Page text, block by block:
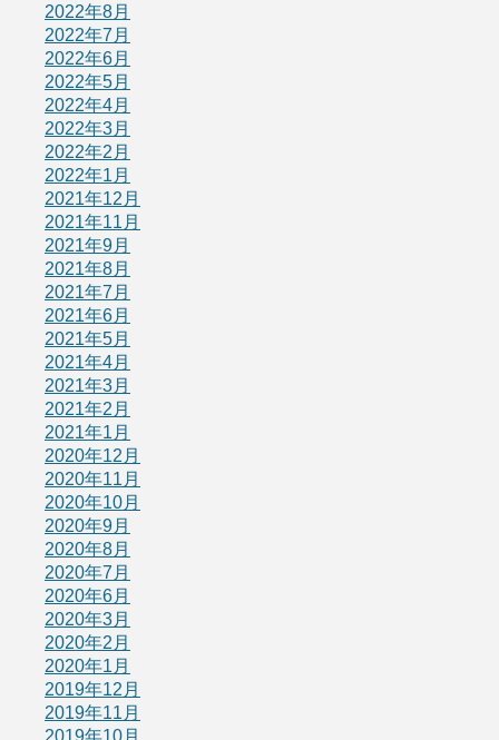
2022年8月
2022年7月
2022年6月
2022年5月
2022年4月
2022年3月
2022年2月
2022年1月
2021年12月
2021年11月
2021年9月
2021年8月
2021年7月
2021年6月
2021年5月
2021年4月
2021年3月
2021年2月
2021年1月
2020年12月
2020年11月
2020年10月
2020年9月
2020年8月
2020年7月
2020年6月
2020年3月
2020年2月
2020年1月
2019年12月
2019年11月
2019年10月